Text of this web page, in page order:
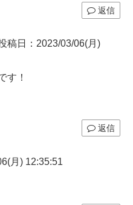
返信
稿日：2023/03/06(月)
す！
返信
月) 12:35:51